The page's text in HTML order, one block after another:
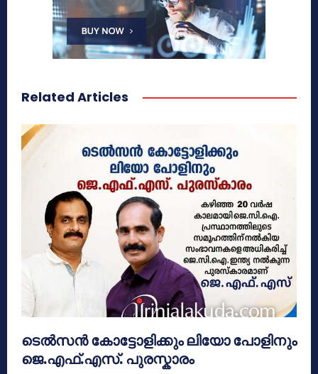
Related Articles
ടെൽസൻ കോട്ടോളിക്കും ലിയോ പോളിനും
ജെ.എഫ്.എസ്. പുരസ്കാരം